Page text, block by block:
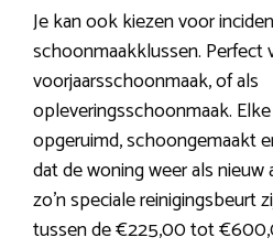
Je kan ook kiezen voor
schoonmaakklussen. Perfect
voorjaarsschoonmaak, of als
opleveringsschoonmaak.
opgeruimd, schoongemaakt
dat de woning weer als
zo’n speciale reinigingsbeurt
tussen de €225,00 tot